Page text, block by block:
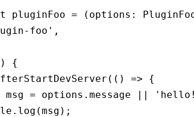
pluginFoo = (options :
foo' ,
{
(() => {
msg = options .message ||
.log (msg);